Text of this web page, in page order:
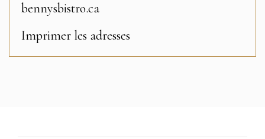
bennysbistro.ca
Imprimer les adresses